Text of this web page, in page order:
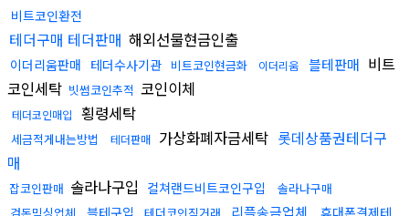
비트코인환전
테더구매 테더판매 해외선물현금인출
이더리움판매 테더수사기관 비트코인현금화 이더리움 블테판매 비트
코인세탁 빗썸코인추적 코인이체
테더코인매입 횡령세탁
세금적게내는방법 테더판매 가상화폐자금세탁 롯데상품권테더구
매
잡코인판매 솔라나구입 컬쳐랜드비트코인구입
솔라나구매